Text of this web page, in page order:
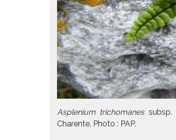
Asplenium trichomanessubsp.
Charente. Photo : PAP.